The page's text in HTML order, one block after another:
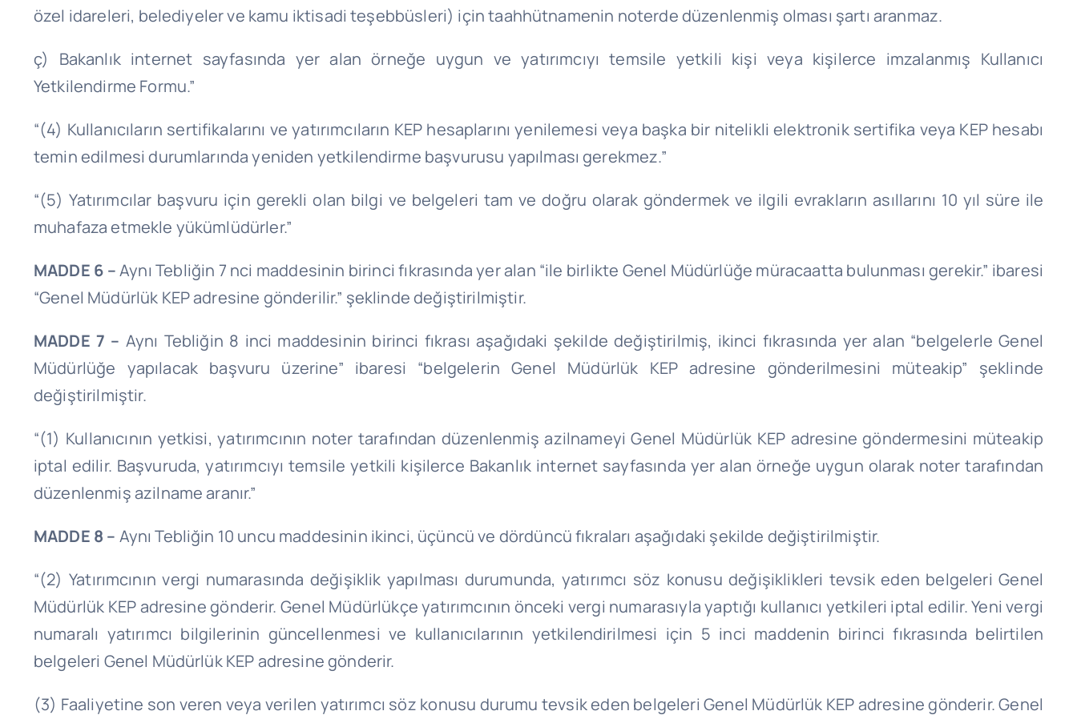
özel idareleri, belediyeler ve kamu iktisadi teşebbüsleri) için taahhütnamenin noterde düzenlenmiş olması şartı aranmaz.
ç) Bakanlık internet sayfasında yer alan örneğe uygun ve yatırımcıyı temsile yetkili kişi veya kişilerce imzalanmış Kullanıcı
Yetkilendirme Formu.”
“(4) Kullanıcıların sertifikalarını ve yatırımcıların KEP hesaplarını yenilemesi veya başka bir nitelikli elektronik sertifika veya KEP hesabı
temin edilmesi durumlarında yeniden yetkilendirme başvurusu yapılması gerekmez.”
“(5) Yatırımcılar başvuru için gerekli olan bilgi ve belgeleri tam ve doğru olarak göndermek ve ilgili evrakların asıllarını 10 yıl süre ile
muhafaza etmekle yükümlüdürler.”
MADDE 6 –Aynı Tebliğin 7 nci maddesinin birinci fıkrasında yer alan “ile birlikte Genel Müdürlüğe müracaatta bulunması gerekir.” ibaresi
“Genel Müdürlük KEP adresine gönderilir.” şeklinde değiştirilmiştir.
MADDE 7 – Aynı Tebliğin 8 inci maddesinin birinci fıkrası aşağıdaki şekilde değiştirilmiş, ikinci fıkrasında yer alan “belgelerle Genel
Müdürlüğe yapılacak başvuru üzerine” ibaresi “belgelerin Genel Müdürlük KEP adresine gönderilmesini müteakip” şeklinde
değiştirilmiştir.
“(1) Kullanıcının yetkisi, yatırımcının noter tarafından düzenlenmiş azilnameyi Genel Müdürlük KEP adresine göndermesini müteakip
iptal edilir. Başvuruda, yatırımcıyı temsile yetkili kişilerce Bakanlık internet sayfasında yer alan örneğe uygun olarak noter tarafından
düzenlenmiş azilname aranır.”
MADDE 8 – Aynı Tebliğin 10 uncu maddesinin ikinci, üçüncü ve dördüncü fıkraları aşağıdaki şekilde değiştirilmiştir.
“(2) Yatırımcının vergi numarasında değişiklik yapılması durumunda, yatırımcı söz konusu değişiklikleri tevsik eden belgeleri Genel
Müdürlük KEP adresine gönderir. Genel Müdürlükçe yatırımcının önceki vergi numarasıyla yaptığı kullanıcı yetkileri iptal edilir. Yeni vergi
numaralı yatırımcı bilgilerinin güncellenmesi ve kullanıcılarının yetkilendirilmesi için 5 inci maddenin birinci fıkrasında belirtilen
belgeleri Genel Müdürlük KEP adresine gönderir.
(3) Faaliyetine son veren veya verilen yatırımcı söz konusu durumu tevsik eden belgeleri Genel Müdürlük KEP adresine gönderir. Genel